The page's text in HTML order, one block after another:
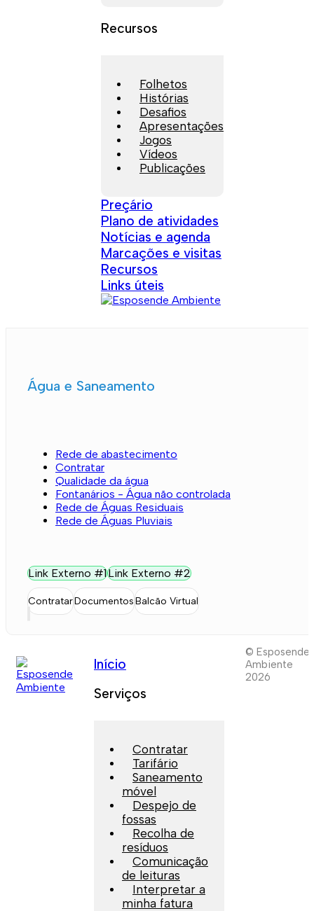
Recursos
Folhetos
Histórias
Desafios
Apresentações
Jogos
Vídeos
Publicações
Preçário
Plano de atividades
Notícias e agenda
Marcações e visitas
Recursos
Links úteis
Água e Saneamento
Rede de abastecimento
Contratar
Qualidade da água
Fontanários - Água não controlada
Rede de Águas Residuais
Rede de Águas Pluviais
Link Externo #1Link Externo #2
ContratarDocumentosBalcão Virtual
Início
Serviços
Contratar
Tarifário
Saneamento
móvel
Despejo de
fossas
Recolha de
resíduos
Comunicação
de leituras
Interpretar a
minha fatura
© Esposende
Ambiente
2026